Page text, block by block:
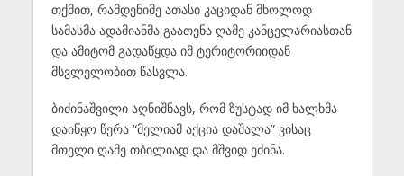
თქმით, რამდენიმე ათასი კაციდან მხოლოდ
სამასმა ადამიანმა გაათენა ღამე კანცელარიასთან
და ამიტომ გადაწყდა იმ ტერიტორიიდან
მსვლელობით წასვლა.
ბიძინაშვილი აღნიშნავს, რომ ზუსტად იმ ხალხმა
დაიწყო წერა “მელიამ აქცია დაშალა” ვისაც
მთელი ღამე თბილიად და მშვიდ ეძინა.